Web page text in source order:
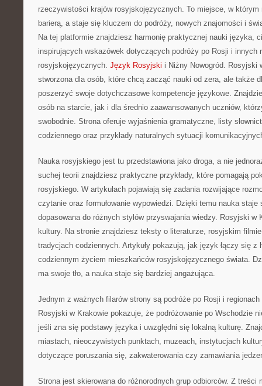
rzeczywistości krajów rosyjskojęzycznych. To miejsce, w
barierą, a staje się kluczem do podróży, nowych znajomości i
Na tej platformie znajdziesz harmonię praktycznej nauki języka,
inspirujących wskazówek dotyczących podróży po Rosji i innych
rosyjskojęzycznych. Język Rosyjski i Niżny Nowogród. Rosyjski
stworzona dla osób, które chcą zacząć nauki od zera, ale także
poszerzyć swoje dotychczasowe kompetencje językowe.
osób na starcie, jak i dla średnio zaawansowanych uczniów,
swobodnie. Strona oferuje wyjaśnienia gramatyczne, listy
codziennego oraz przykłady naturalnych sytuacji
Nauka rosyjskiego jest tu przedstawiona jako droga, a nie
suchej teorii znajdziesz praktyczne przykłady, które pomagają
rosyjskiego. W artykułach pojawiają się zadania rozwijające
czytanie oraz formułowanie wypowiedzi. Dzięki temu nauka staje
dopasowana do różnych stylów przyswajania wiedzy. Rosyjski w
kultury. Na stronie znajdziesz teksty o literaturze, rosyjskim
tradycjach codziennych. Artykuły pokazują, jak język łączy się z
codziennym życiem mieszkańców rosyjskojęzycznego świata.
ma swoje tło, a nauka staje się bardziej angażująca.
Jednym z ważnych filarów strony są podróże po Rosji i
Rosyjski w Krakowie pokazuje, że podróżowanie po Wschodzie
jeśli zna się podstawy języka i uwzględni się lokalną kulturę.
miastach, nieoczywistych punktach, muzeach, instytucjach
dotyczące poruszania się, zakwaterowania czy zamawiania
Strona jest skierowana do różnorodnych grup odbiorców. Z treści